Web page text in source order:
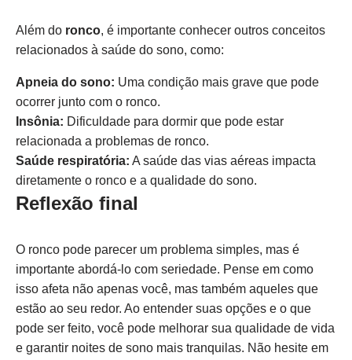
Além do ronco, é importante conhecer outros conceitos
relacionados à saúde do sono, como:
Apneia do sono: Uma condição mais grave que pode
ocorrer junto com o ronco.
Insônia: Dificuldade para dormir que pode estar
relacionada a problemas de ronco.
Saúde respiratória: A saúde das vias aéreas impacta
diretamente o ronco e a qualidade do sono.
Reflexão final
O ronco pode parecer um problema simples, mas é
importante abordá-lo com seriedade. Pense em como
isso afeta não apenas você, mas também aqueles que
estão ao seu redor. Ao entender suas opções e o que
pode ser feito, você pode melhorar sua qualidade de vida
e garantir noites de sono mais tranquilas. Não hesite em